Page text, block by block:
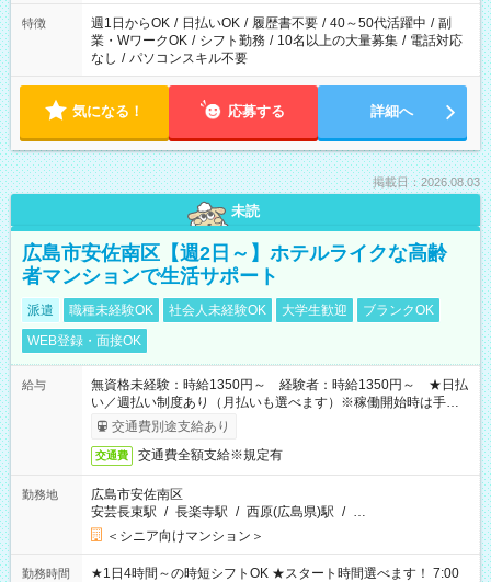
特徴 週1日からOK / 日払いOK / 履歴書不要 / 40～50代活躍中 / 副
業・WワークOK / シフト勤務 / 10名以上の大量募集 / 電話対応
なし / パソコンスキル不要
気になる！ 応募する 詳細へ
掲載日：2026.08.03
未読
広島市安佐南区【週2日～】ホテルライクな高齢
者マンションで生活サポート
派遣 職種未経験OK 社会人未経験OK 大学生歓迎
ブランクOK
WEB登録・面接OK
給与
無資格未経験：時給1350円～ 経験者：時給1350円～ ★日払
い／週払い制度あり（月払いも選べます）※稼働開始時は手続き
完了次第のお支払いとなります。
交通費別途支給あり
交通費 交通費全額支給※規定有
勤務地
広島市安佐南区
安芸長束駅 / 長楽寺駅 / 西原(広島県)駅 / …
＜シニア向けマンション＞
勤務時間
★1日4時間～の時短シフトOK ★スタート時間選べます！ 7:00